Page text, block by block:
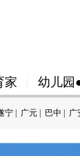
家 幼儿园
宁 广元 巴中 广